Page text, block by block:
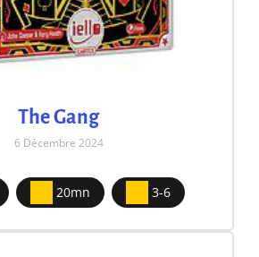
The Gang
6 Décembre 2024
20mn 3-6